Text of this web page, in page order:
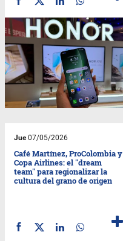
Jue07/05/2026
Café Martínez, ProColombia y
Copa Airlines: el "dream
team" para regionalizar la
cultura del grano de origen